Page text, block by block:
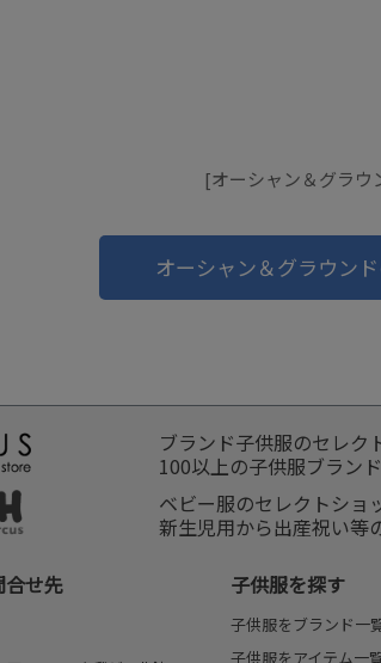
[オーシャン＆グラウ
オーシャン＆グラウン
ブランド子供服のセレク
100以上の子供服ブラン
ベビー服のセレクトショ
新生児用から出産祝い等
せ先
子供服を探す
子供服をブランド一
子供服をアイテム一